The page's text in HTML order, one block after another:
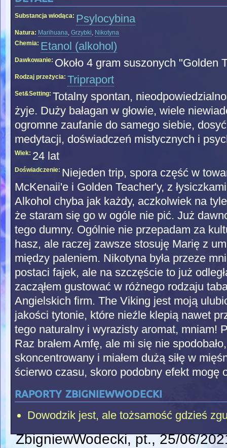
Substancja wiodąca: Psylocybina
Natura: Marihuana, Grzybki, Nikotyna
Chemia: Etanol (alkohol)
Dawkowanie: Około 4 gram suszonych "Golden
Rodzaj przeżycia: Tripraport
Set&Setting: Totalny spontan,
żyje. Duży bałagan w głowie, wiele
ogromne zaufanie do samego siebie,
medytacji, doświadczeń mistycznych i
Wiek: 24 lat
Doświadczenie: Niejeden trip, spora część w
McKenaii'e i Golden Teacher'y, z
Alkohol chyba jak każdy, aczkolwiek na
że staram się go w ogóle nie pić. Już
tego dumny. Ogólnie nie przepadam za
hasz, ale raczej zawsze stosuję Marię z
między paleniem. Nikotyna była przeze
postaci fajek, ale na szczęście to już
zacząłem gustować w różnego rodzaju
Angielskich firm. The Viking jest moją
jakości tytonie, które nieźle klepią nawet
tego naturalny i wyrazisty aromat, mniam!
Raz brałem Amfę, ale mi się nie
skoncentrowany i miałem dużą siłę w
ścierwo czasu, skoro podobny efekt mogę
raporty zbigniewwodecki
Dowodzik jest, ale tożsamość gdzieś
ZbigniewWodecki, pt., 25/06/